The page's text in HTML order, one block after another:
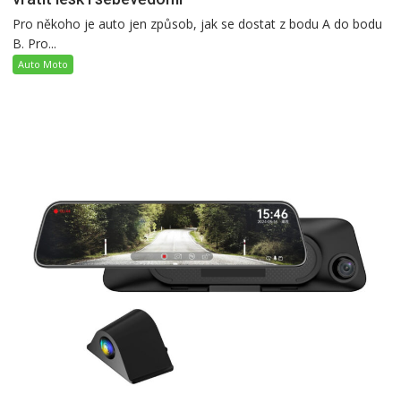
Pro někoho je auto jen způsob, jak se dostat z bodu A do bodu
B. Pro...
Auto Moto